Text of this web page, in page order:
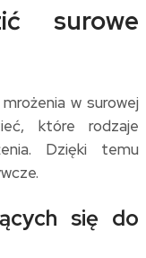
surowe
w surowej
które rodzaje
Dzięki temu
się do